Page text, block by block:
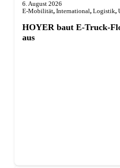
6. August 2026
E-Mobilität, International, Logistik,
HOYER baut E-Truck-
aus